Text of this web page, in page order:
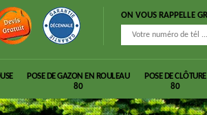
ON VOUS RAPPELLE
POSE DE GAZON EN ROULEAU
80
POSE DE CLÔTURE
80